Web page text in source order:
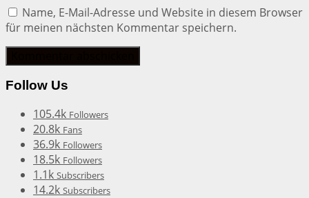
Name, E-Mail-Adresse und Website in diesem Browser
für meinen nächsten Kommentar speichern.
Follow Us
105.4k Followers
20.8k Fans
36.9k Followers
18.5k Followers
1.1k Subscribers
14.2k Subscribers